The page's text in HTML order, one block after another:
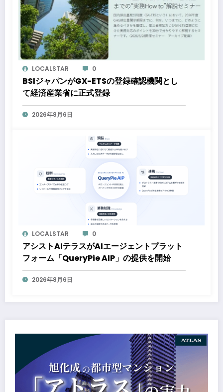
LOCALSTAR 0
BSIジャパンがGX-ETSの登録確認機関とし
て経済産業省に正式登録
2026年8月6日
LOCALSTAR 0
アシストAIテラスがAIエージェントプラット
フォーム「QueryPie AIP」の提供を開始
2026年8月6日